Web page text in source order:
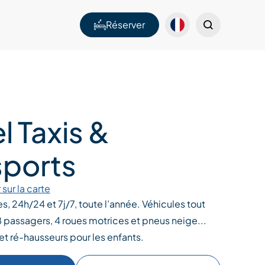
Réserver
Taxis &
sur la carte
24h/24 et 7j/7, toute l’année. Véhicules tout
passagers, 4 roues motrices et pneus neige...
ré-hausseurs pour les enfants.